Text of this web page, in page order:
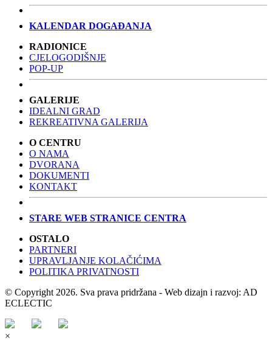
KALENDAR DOGAĐANJA
RADIONICE
CJELOGODIŠNJE
POP-UP
GALERIJE
IDEALNI GRAD
REKREATIVNA GALERIJA
O CENTRU
O NAMA
DVORANA
DOKUMENTI
KONTAKT
STARE WEB STRANICE CENTRA
OSTALO
PARTNERI
UPRAVLJANJE KOLAČIĆIMA
POLITIKA PRIVATNOSTI
© Copyright 2026. Sva prava pridržana - Web dizajn i razvoj: AD
ECLECTIC
×